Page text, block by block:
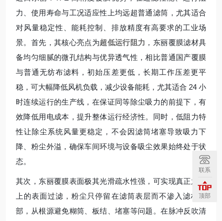
力、使用寿命与工况适应性上均远超普通滤筒，尤其适合
对风量稳定性、能耗控制、排放精度有高要求的工业场
景。首先，其核心亮点为超低运行阻力 ，东丽覆膜滤材具
备均匀细腻的微孔结构与优异透气性，相比普通国产覆膜
与普通无纺布滤料，初始压差更低，长期工作压差更平
稳，可大幅降低风机负载，减少设备能耗，尤其适合 24 小
时连续运行的生产线，在保证同等除尘吸力的前提下，有
效降低用电成本，提升整体运行经济性。同时，低阻力特
性让除尘系统风量更稳定，不会因滤筒堵塞导致吸力下
降、粉尘外溢，确保车间环境与设备吸尘效果始终处于状
态。
其次，东丽覆膜表面极其光滑疏水性强，可实现真正意义
上的表面过滤，粉尘只停留在滤筒表层而不渗入滤材内
部，从根源避免糊筒、板结、堵塞等问题。在脉冲反吹清
联系
顶部